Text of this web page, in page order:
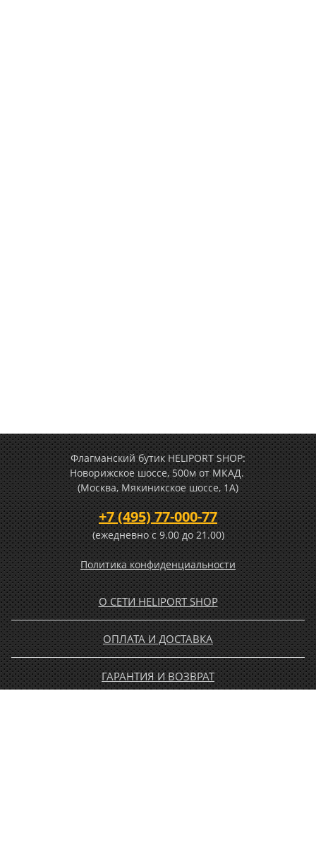
Флагманский бутик HELIPORT SHOP:
Новорижское шоссе, 500м от МКАД.
(Москва, Мякиникское шоссе, 1А)
+7 (495) 77-000-77
(ежедневно c 9.00 до 21.00)
Политика конфиденциальности
О СЕТИ HELIPORT SHOP
ОПЛАТА И ДОСТАВКА
ГАРАНТИЯ И ВОЗВРАТ